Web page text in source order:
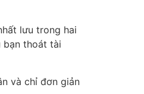
lưu trong hai
bạn thoát tài
và chỉ đơn giản